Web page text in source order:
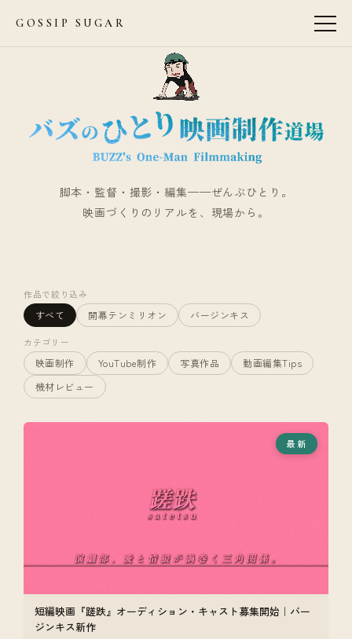
GOSSIP SUGAR
脚本・監督・撮影・編集——ぜんぶひとり。
映画づくりのリアルを、現場から。
作品で絞り込み
すべて 開幕テンミリオン バージンキス
カテゴリー
映画制作 YouTube制作 写真作品
動画編集Tips
機材レビュー
最新
短編映画『蹉跌』オーディション・キャスト募集開始｜バー
ジンキス新作